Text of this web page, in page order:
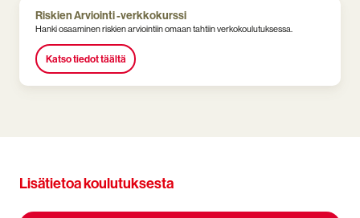
Riskien Arviointi -verkkokurssi
Hanki osaaminen riskien arviointiin omaan tahtiin verkokoulutuksessa.
Katso tiedot täältä
Lisätietoa koulutuksesta